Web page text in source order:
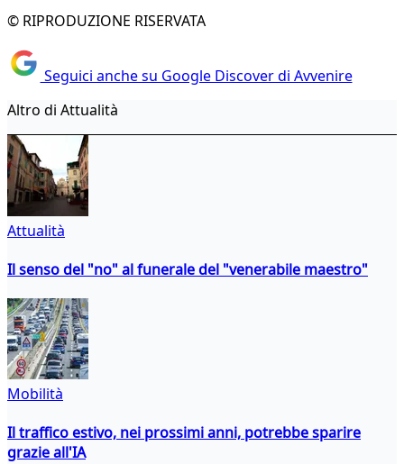
© RIPRODUZIONE RISERVATA
Seguici anche su Google Discover di Avvenire
Altro di Attualità
Attualità
Il senso del "no" al funerale del "venerabile maestro"
Mobilità
Il traffico estivo, nei prossimi anni, potrebbe sparire
grazie all'IA